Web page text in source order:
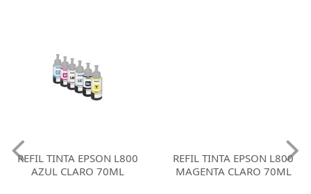
REFIL TINTA EPSON L800
AZUL CLARO 70ML
REFIL TINTA EPSON L800
MAGENTA CLARO 70ML